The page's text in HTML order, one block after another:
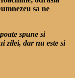
sa ne
spune si
zilei, dar nu este si